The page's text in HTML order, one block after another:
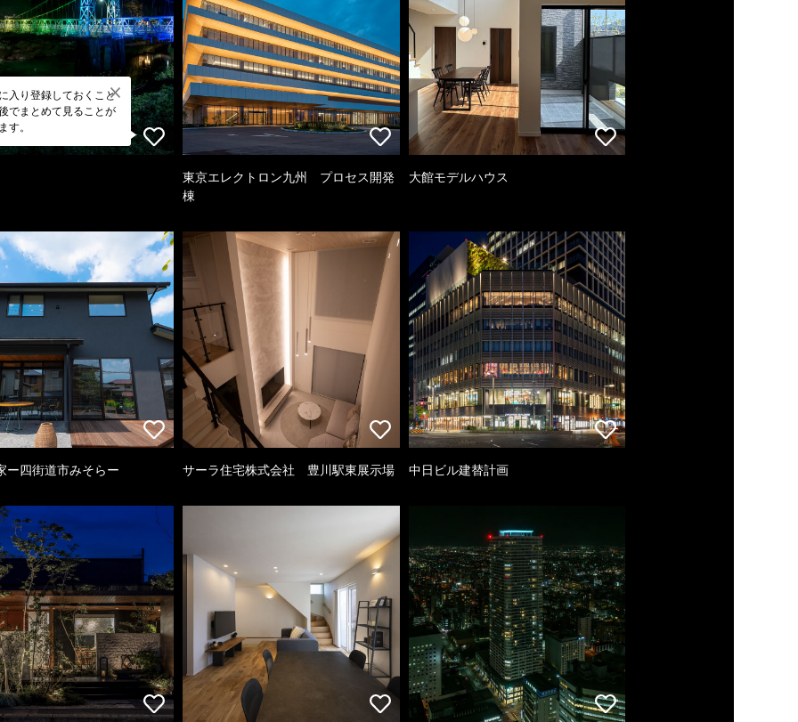
入り登録しておくこと
でまとめて見ることが
す。
東京エレクトロン九州 プロセス開発
棟
大館モデルハウス
ー四街道市みそらー サーラ住宅株式会社 豊川駅東展示場 中日ビル建替計画